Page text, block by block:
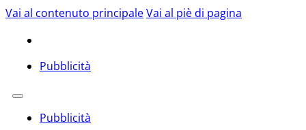
Vai al contenuto principaleVai al piè di pagina
Pubblicità
Pubblicità